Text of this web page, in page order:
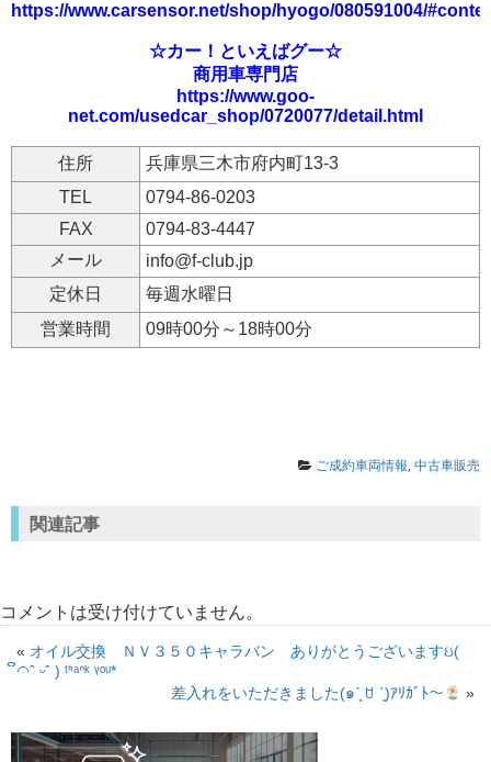
https://www.carsensor.net/shop/hyogo/080591004/
☆カー！といえばグー☆
商用車専門店
https://www.goo-
net.com/usedcar_shop/0720077/detail.html
住所
兵庫県三木市府内町13-3
TEL
0794-86-0203
FAX
0794-83-4447
メール
info@f-club.jp
定休日
毎週水曜日
営業時間
09時00分～18時00分
ご成約車両情報 中古車販売
関連記事
コメントは受け付けていません。
« オイル交換 ＮＶ３５０キャラバン ありがとうございますઇ(
ິ◠ˆ ᵕˆ ) ᵗᑋᵃᐢᵏ ᵞᵒᵘ*
差入れをいただきました(๑ˊ͈ ꇴ ˋ͈)ｱﾘｶﾞﾄ〜
»